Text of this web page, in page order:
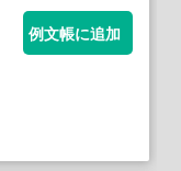
例文帳に追加